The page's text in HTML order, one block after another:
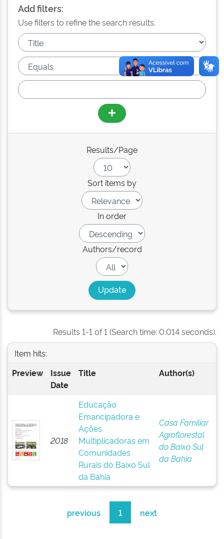
Add filters:
Use filters to refine the search results.
Results/Page
Sort items by
In order
Authors/record
Results 1-1 of 1 (Search time: 0.014 seconds).
Item hits:
Preview
Issue
Date
Title Author(s)
2018
Educação
Emancipadora e
Ações
Multiplicadoras em
Comunidades
Rurais do Baixo Sul
da Bahia
Casa Familiar
Agroflorestal
do Baixo Sul
da Bahia
previous 1 next